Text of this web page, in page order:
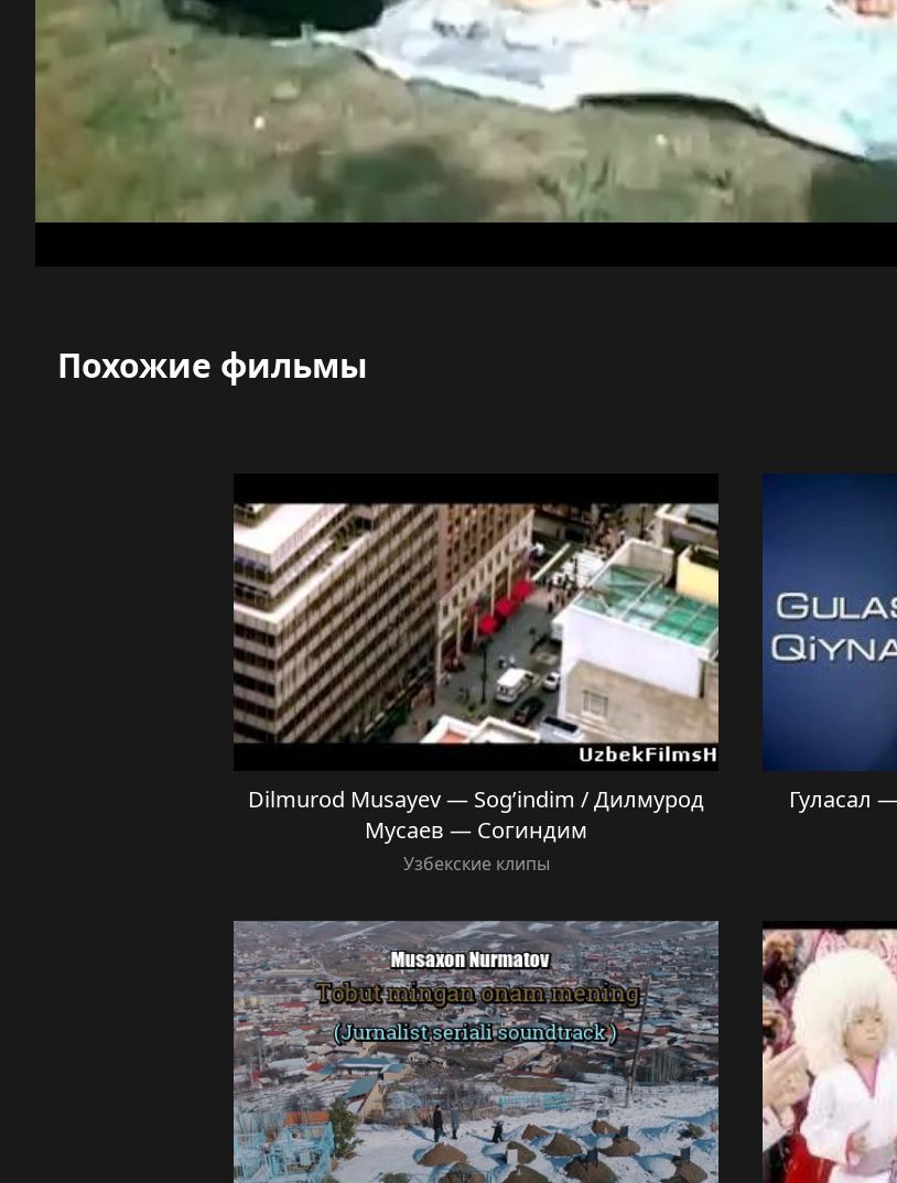
Похожие фильмы
Dilmurod Musayev — Sog’indim / Дилмурод
Мусаев — Согиндим
Узбекские клипы
Гуласал